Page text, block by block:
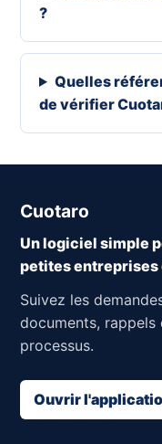
?
Quelles
de vérifier
Cuotaro
Un logiciel simple
petites entreprises
Suivez les
documents, rappels
processus.
Ouvrir